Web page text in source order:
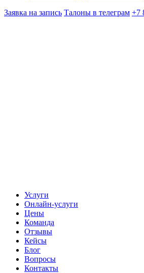
Заявка на запись Талоны в телеграм +7
Услуги
Онлайн-услуги
Цены
Команда
Отзывы
Кейсы
Блог
Вопросы
Контакты